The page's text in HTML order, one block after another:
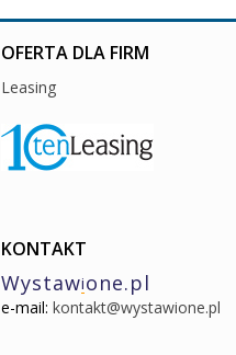
OFERTA DLA FIRM
Leasing
KONTAKT
Wystawione.pl
e-mail: kontakt@wystawione.pl